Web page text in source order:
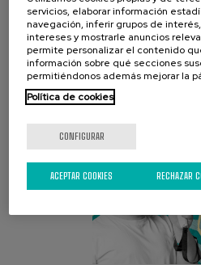
servicios, elaborar información
navegación, inferir grupos de
intereses y mostrarle anuncios
permite personalizar el contenido
información sobre qué secciones
permitiéndonos además mejorar la
Política de cookies
CONFIGURAR
RECHAZAR
ACEPTAR COOKIES